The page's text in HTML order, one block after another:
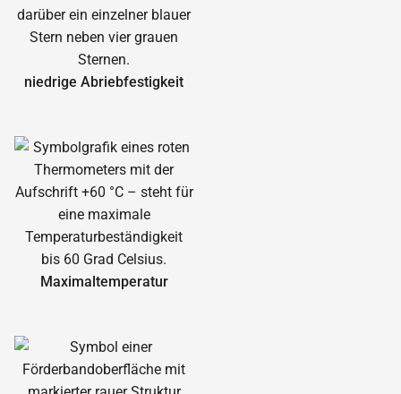
niedrige Abrieb­festigkeit
Maximal­temperatur